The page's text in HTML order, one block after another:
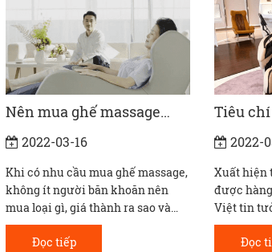
Tiêu chí vượt trội của ghế
hãng2022-05-04
Xuất hiện tại thị trường Việt và
được hàng triệu người tiêu dùng
Việt tin tưởng, lựa chọn và sử
dụng là các siêu phẩm máy
massage nội địa Nhật Bản
Đọc tiếp
Ghế
nào ?
2022-
Ghế
giúp giảm
cơ bắp.
công
các cơn
Đọc